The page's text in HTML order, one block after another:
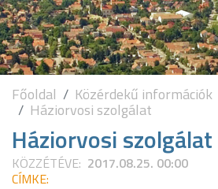
Főoldal Közérdekű információk
Háziorvosi szolgálat
Háziorvosi szolgálat
KÖZZÉTÉVE: 2017.08.25. 00:00
CÍMKE: